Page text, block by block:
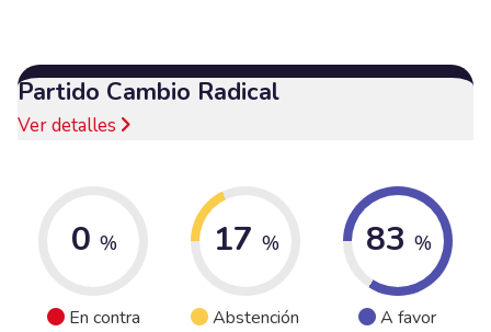
Partido Cambio Radical
Ver detalles
0 %
En contra
17 %
Abstención
83 %
A favor